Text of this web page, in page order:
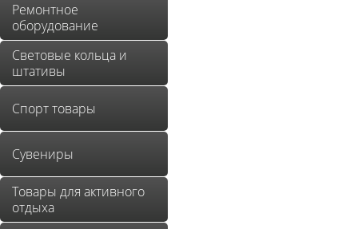
Ремонтное
оборудование
Световые кольца и
штативы
Спорт товары
Сувениры
Товары для активного
отдыха